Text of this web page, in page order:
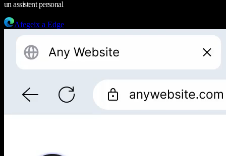
un assistent personal
Afegeix a Edge